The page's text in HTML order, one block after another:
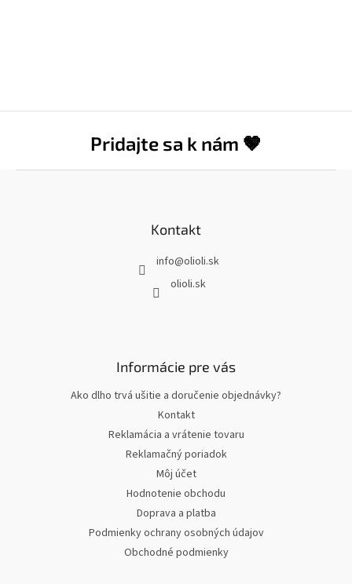
Pridajte sa k nám 🤎
Kontakt
info@olioli.sk
olioli.sk
Informácie pre vás
Ako dlho trvá ušitie a doručenie objednávky?
Kontakt
Reklamácia a vrátenie tovaru
Reklamačný poriadok
Môj účet
Hodnotenie obchodu
Doprava a platba
Podmienky ochrany osobných údajov
Obchodné podmienky